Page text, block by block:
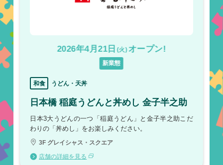
2026年4月21日 (火)オープン!
新業態
和食 うどん・天丼
日本橋 稲庭うどんと丼めし 金子半之助
日本3大うどんの一つ「稲庭うどん」と金子半之助こだ
わりの「丼めし」をお楽しみください。
3F グレイシャス・スクエア
店舗の詳細を見る